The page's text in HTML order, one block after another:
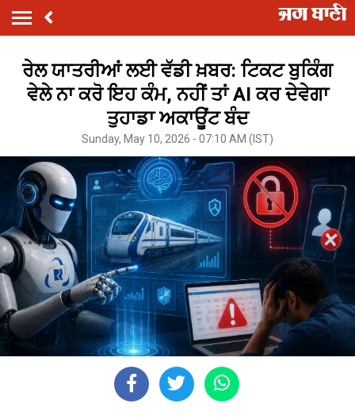
ਰੇਲ ਯਾਤਰੀਆਂ ਲਈ ਵੱਡੀ ਖ਼ਬਰ: ਟਿਕਟ ਬੁਕਿੰਗ
ਵੇਲੇ ਨਾ ਕਰੋ ਇਹ ਕੰਮ, ਨਹੀਂ ਤਾਂ AI ਕਰ ਦੇਵੇਗਾ
ਤੁਹਾਡਾ ਅਕਾਊਂਟ ਬੰਦ
Sunday, May 10, 2026 - 07:10 AM (IST)